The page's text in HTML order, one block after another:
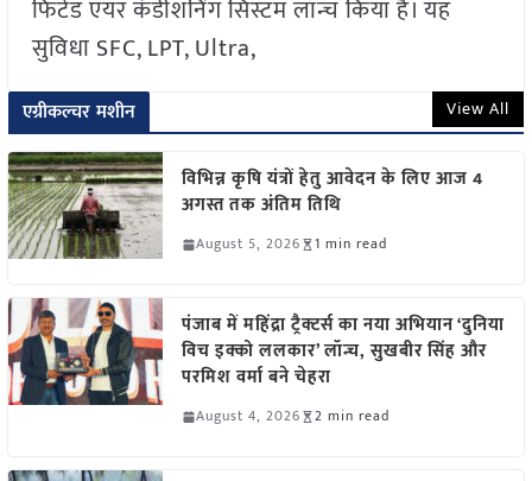
फिटेड एयर कंडीशनिंग सिस्टम लॉन्च किया है। यह
सुविधा SFC, LPT, Ultra,
एग्रीकल्चर मशीन View All
विभिन्न कृषि यंत्रों हेतु आवेदन के लिए आज 4
अगस्त तक अंतिम तिथि
August 5, 2026 1 min read
पंजाब में महिंद्रा ट्रैक्टर्स का नया अभियान ‘दुनिया
विच इक्को ललकार’ लॉन्च, सुखबीर सिंह और
परमिश वर्मा बने चेहरा
August 4, 2026 2 min read